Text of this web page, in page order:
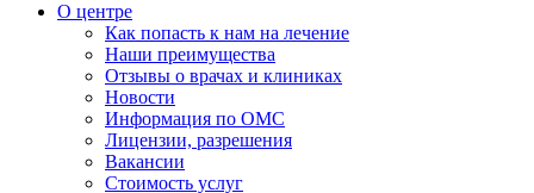
О центре
Как попасть к нам на лечение
Наши преимущества
Отзывы о врачах и клиниках
Новости
Информация по ОМС
Лицензии, разрешения
Вакансии
Стоимость услуг